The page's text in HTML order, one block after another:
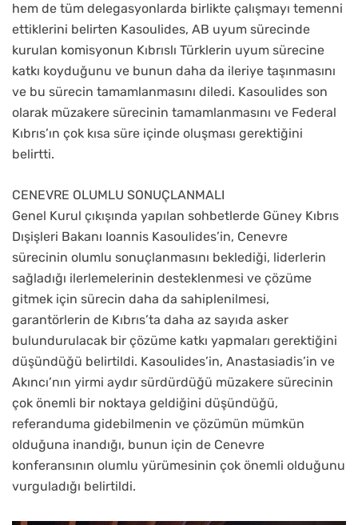
hem de tüm delegasyonlarda birlikte çalışmayı temenni
ettiklerini belirten Kasoulides, AB uyum sürecinde
kurulan komisyonun Kıbrıslı Türklerin uyum sürecine
katkı koyduğunu ve bunun daha da ileriye taşınmasını
ve bu sürecin tamamlanmasını diledi. Kasoulides son
olarak müzakere sürecinin tamamlanmasını ve Federal
Kıbrıs’ın çok kısa süre içinde oluşması gerektiğini
belirtti.
CENEVRE OLUMLU SONUÇLANMALI
Genel Kurul çıkışında yapılan sohbetlerde Güney Kıbrıs
Dışişleri Bakanı Ioannis Kasoulides’in, Cenevre
sürecinin olumlu sonuçlanmasını beklediği, liderlerin
sağladığı ilerlemelerinin desteklenmesi ve çözüme
gitmek için sürecin daha da sahiplenilmesi,
garantörlerin de Kıbrıs’ta daha az sayıda asker
bulundurulacak bir çözüme katkı yapmaları gerektiğini
düşündüğü belirtildi. Kasoulides’in, Anastasiadis’in ve
Akıncı’nın yirmi aydır sürdürdüğü müzakere sürecinin
çok önemli bir noktaya geldiğini düşündüğü,
referanduma gidebilmenin ve çözümün mümkün
olduğuna inandığı, bunun için de Cenevre
konferansının olumlu yürümesinin çok önemli olduğunu
vurguladığı belirtildi.